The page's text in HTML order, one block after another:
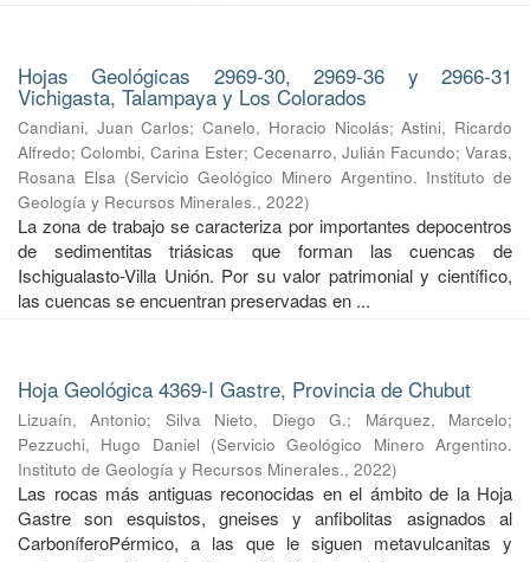
Hojas Geológicas 2969-30, 2969-36 y 2966-31
Vichigasta, Talampaya y Los Colorados
Candiani, Juan Carlos;Canelo, Horacio Nicolás;Astini, Ricardo
Alfredo; Colombi, Carina Ester; Cecenarro, Julián Facundo; Varas,
Rosana Elsa (Servicio Geológico Minero Argentino. Instituto de
Geología y Recursos Minerales., 2022)
La zona de trabajo se caracteriza por importantes depocentros
de sedimentitas triásicas que forman las cuencas de
Ischigualasto-Villa Unión. Por su valor patrimonial y cientíﬁco,
las cuencas se encuentran preservadas en ...
Hoja Geológica 4369-I Gastre, Provincia de Chubut
Lizuaín, Antonio; Silva Nieto, Diego G.; Márquez, Marcelo;
Pezzuchi, Hugo Daniel (Servicio Geológico Minero Argentino.
Instituto de Geología y Recursos Minerales., 2022)
Las rocas más antiguas reconocidas en el ámbito de la Hoja
Gastre son esquistos, gneises y anfibolitas asignados al
CarboníferoPérmico, a las que le siguen metavulcanitas y